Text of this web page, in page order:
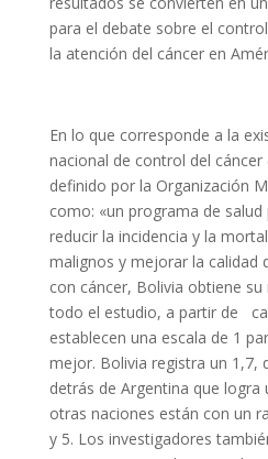
para el debate sobre el
la atención del cáncer en
En lo que corresponde a la
nacional de control del cáncer
definido por la Organización
como: «un programa de
reducir la incidencia y la
malignos y mejorar la calidad
con cáncer, Bolivia obtiene
todo el estudio, a partir de
establecen una escala de 1
mejor. Bolivia registra un 1,7,
detrás de Argentina que logra
otras naciones están con un
y 5. Los investigadores